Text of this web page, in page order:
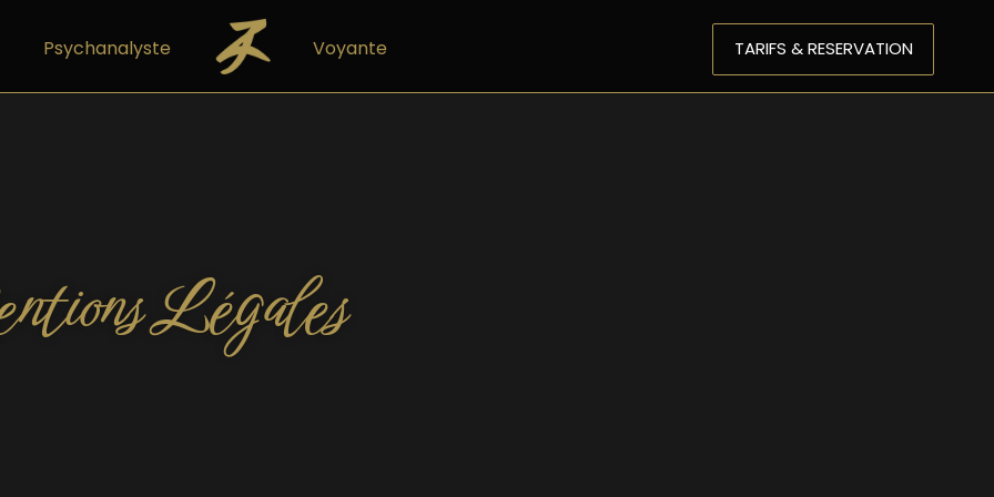
Psychanalyste Voyante TARIFS & RESERVATION
Légales